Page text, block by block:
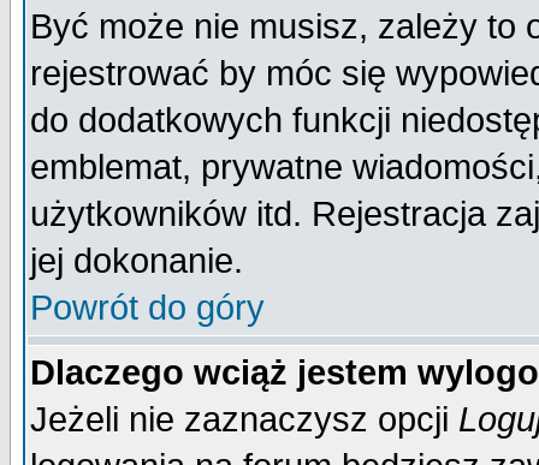
Być może nie musisz, zależy to
rejestrować by móc się
do dodatkowych funkcji
emblemat, prywatne
użytkowników itd. Rejestracja
jej dokonanie.
Powrót do góry
Dlaczego wciąż jestem
Jeżeli nie zaznaczysz opcji